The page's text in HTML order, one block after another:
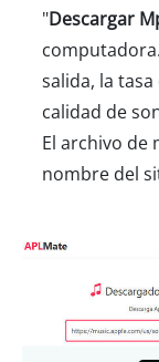
"Descargar
salida, la
calidad de
El archivo de
nombre del